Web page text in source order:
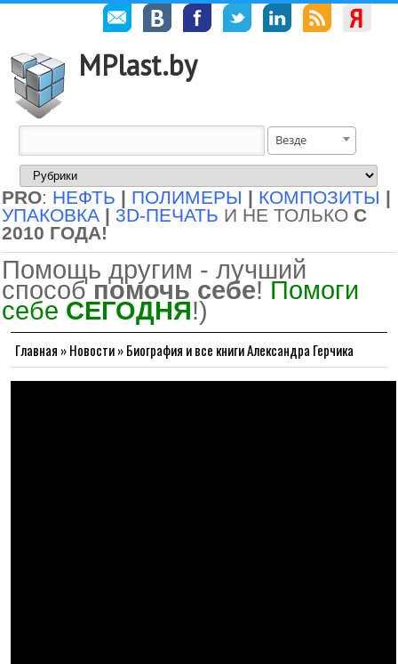
MPlast.by
Везде
PRO: НЕФТЬ | ПОЛИМЕРЫ | КОМПОЗИТЫ |
УПАКОВКА | 3D-ПЕЧАТЬ И НЕ ТОЛЬКО С
2010 ГОДА!
Помощь другим - лучший
способ помочь себе! Помоги
себе СЕГОДНЯ!)
Главная »Новости»Биография и все книги Александра Герчика